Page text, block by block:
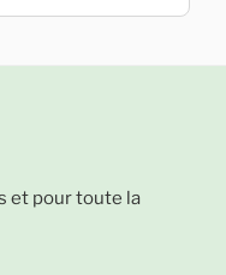
et pour toute la